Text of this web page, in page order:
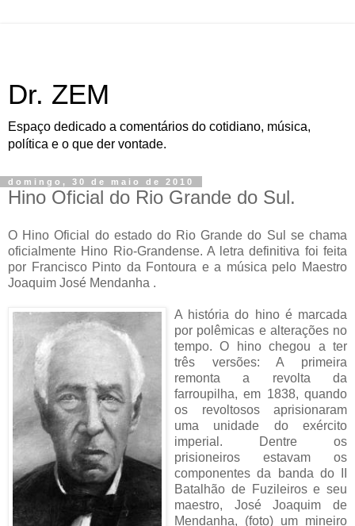
Dr. ZEM
Espaço dedicado a comentários do cotidiano, música,
política e o que der vontade.
domingo, 30 de maio de 2010
Hino Oficial do Rio Grande do Sul.
O Hino Oficial do estado do Rio Grande do Sul se chama
oficialmente Hino Rio-Grandense. A letra definitiva foi feita
por Francisco Pinto da Fontoura e a música pelo Maestro
Joaquim José Mendanha .
A história do hino é marcada
por polêmicas e alterações no
tempo. O hino chegou a ter
três versões: A primeira
remonta a revolta da
farroupilha, em 1838, quando
os revoltosos aprisionaram
uma unidade do exército
imperial. Dentre os
prisioneiros estavam os
componentes da banda do II
Batalhão de Fuzileiros e seu
maestro, José Joaquim de
Mendanha, (foto) um mineiro